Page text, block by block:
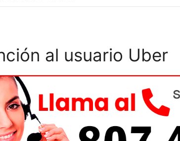
al usuario Uber